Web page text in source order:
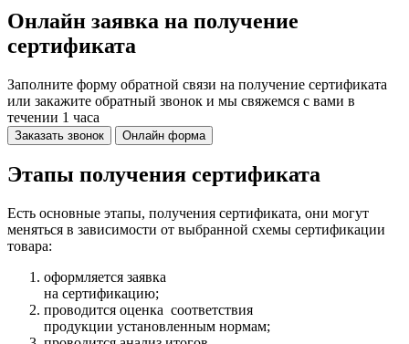
Онлайн заявка на получение
сертификата
Заполните форму обратной связи на получение сертификата
или закажите обратный звонок и мы свяжемся с вами в
течении 1 часа
Заказать звонок Онлайн форма
Этапы получения сертификата
Есть основные этапы, получения сертификата, они могут
меняться в зависимости от выбранной схемы сертификации
товара:
оформляется заявка
на сертификацию;
проводится оценка соответствия
продукции установленным нормам;